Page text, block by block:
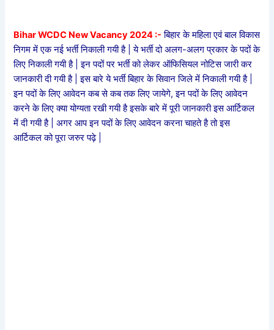
Bihar WCDC New Vacancy 2024 :- बिहार के महिला एवं बाल विकास
निगम में एक नई भर्ती निकाली गयी है | ये भर्ती दो अलग-अलग प्रकार के पदों के
लिए निकाली गयी है | इन पदों पर भर्ती को लेकर ऑफिसियल नोटिस जारी कर
जानकारी दी गयी है | इस बारे ये भर्ती बिहार के सिवान जिले में निकाली गयी है |
इन पदों के लिए आवेदन कब से कब तक लिए जायेगे, इन पदों के लिए आवेदन
करने के लिए क्या योग्यता रखी गयी है इसके बारे में पूरी जानकारी इस आर्टिकल
में दी गयी है | अगर आप इन पदों के लिए आवेदन करना चाहते है तो इस
आर्टिकल को पूरा जरुर पढ़े |